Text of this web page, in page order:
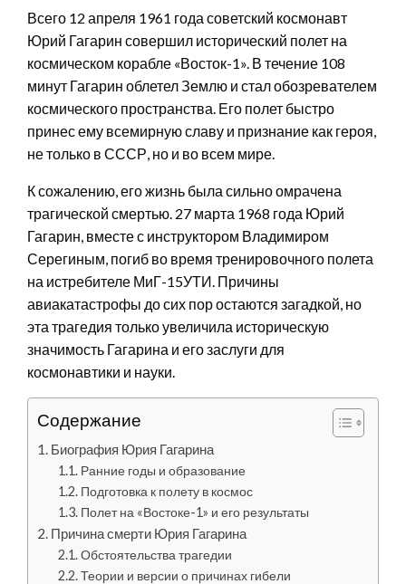
Всего 12 апреля 1961 года советский космонавт
Юрий Гагарин совершил исторический полет на
космическом корабле «Восток-1». В течение 108
минут Гагарин облетел Землю и стал обозревателем
космического пространства. Его полет быстро
принес ему всемирную славу и признание как героя,
не только в СССР, но и во всем мире.
К сожалению, его жизнь была сильно омрачена
трагической смертью. 27 марта 1968 года Юрий
Гагарин, вместе с инструктором Владимиром
Серегиным, погиб во время тренировочного полета
на истребителе МиГ-15УТИ. Причины
авиакатастрофы до сих пор остаются загадкой, но
эта трагедия только увеличила историческую
значимость Гагарина и его заслуги для
космонавтики и науки.
Содержание
Биография Юрия Гагарина
Ранние годы и образование
Подготовка к полету в космос
Полет на «Востоке-1» и его результаты
Причина смерти Юрия Гагарина
Обстоятельства трагедии
Теории и версии о причинах гибели